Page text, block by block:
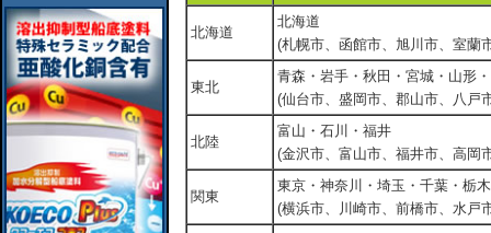
北海道
北海道
(札幌市、函館市、旭川市、室蘭
東北
青森・岩手・秋田・宮城・山形
(仙台市、盛岡市、郡山市、八戸
北陸
富山・石川・福井
(金沢市、富山市、福井市、高岡
関東
東京・神奈川・埼玉・千葉・栃
(横浜市、川崎市、前橋市、水戸